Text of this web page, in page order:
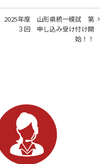
2025年度 山形県統一模試 第
３回 申し込み受け付け開
始！！